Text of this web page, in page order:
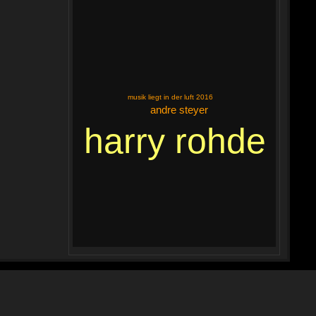
harry rohde
andre steyer
musik liegt in der luft 2016